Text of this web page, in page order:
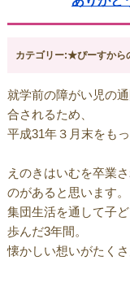
カテゴリー:★ぴーすから
就学前の障がい児の
合されるため、
平成31年３月末をも
えのきはいむを卒業
のがあると思います。
集団生活を通して子
歩んだ3年間。
懐かしい想いがたく